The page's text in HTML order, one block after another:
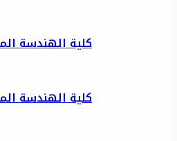
كلية الهندسة
كلية الهندسة